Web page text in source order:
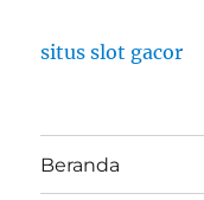
situs slot gacor
Beranda